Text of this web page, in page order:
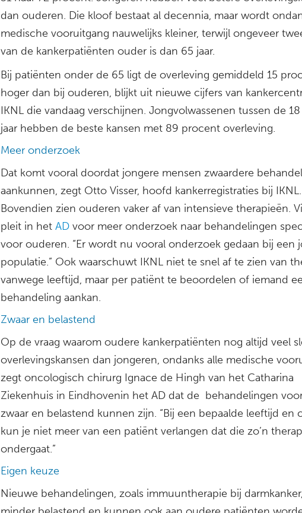
dan ouderen. Die kloof bestaat al decennia, maar wordt
medische vooruitgang nauwelijks kleiner, terwijl ongeveer
van de kankerpatiënten ouder is dan 65 jaar.
Bij patiënten onder de 65 ligt de overleving gemiddeld 15
hoger dan bij ouderen, blijkt uit nieuwe cijfers van
IKNL die vandaag verschijnen. Jongvolwassenen tussen de
jaar hebben de beste kansen met 89 procent overleving.
Meer onderzoek
Dat komt vooral doordat jongere mensen zwaardere
aankunnen, zegt Otto Visser, hoofd kankerregistraties bij IKNL.
Bovendien zien ouderen vaker af van intensieve therapieën.
pleit in het AD voor meer onderzoek naar behandelingen
voor ouderen. “Er wordt nu vooral onderzoek gedaan bij een
populatie.” Ook waarschuwt IKNL niet te snel af te zien van
vanwege leeftijd, maar per patiënt te beoordelen of iemand
behandeling aankan.
Zwaar en belastend
Op de vraag waarom oudere kankerpatiënten nog altijd veel
overlevingskansen dan jongeren, ondanks alle medische
zegt oncologisch chirurg Ignace de Hingh van het Catharina
Ziekenhuis in Eindhovenin het AD dat de behandelingen
zwaar en belastend kunnen zijn. “Bij een bepaalde leeftijd en
kun je niet meer van een patiënt verlangen dat die zo’n
ondergaat.”
Eigen keuze
Nieuwe behandelingen, zoals immuuntherapie bij